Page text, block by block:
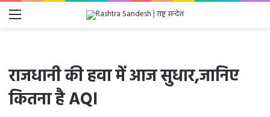
Menu
राजधानी की हवा में आज सुधार,जानिए
कितना है AQI